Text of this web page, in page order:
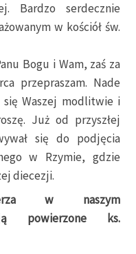
Bardzo serdecznie
w kościół św.
Bogu i Wam, zaś za
przepraszam. Nade
Waszej modlitwie i
Już od przyszłej
się do podjęcia
w Rzymie, gdzie
diecezji.
w naszym
powierzone ks.